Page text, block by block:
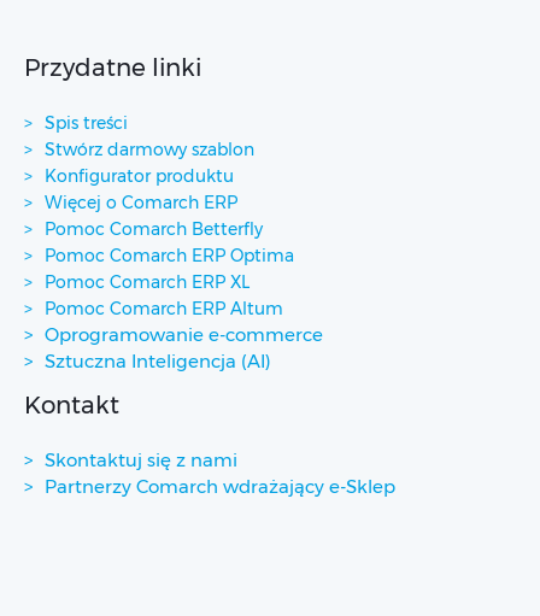
Przydatne linki
Spis treści
Stwórz darmowy szablon
Konfigurator produktu
Więcej o Comarch ERP
Pomoc Comarch Betterfly
Pomoc Comarch ERP Optima
Pomoc Comarch ERP XL
Pomoc Comarch ERP Altum
Oprogramowanie e-commerce
Sztuczna Inteligencja (AI)
Kontakt
Skontaktuj się z nami
Partnerzy Comarch wdrażający e-Sklep